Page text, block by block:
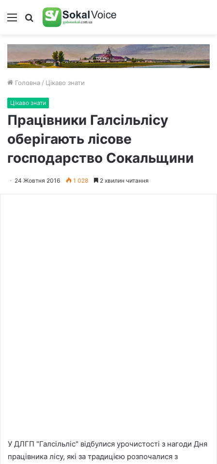
Меню Пошук
Головна / Цікаво знати
Цікаво знати
Працівники Галсільлісу
оберігають лісове
господарство Сокальщини
24 Жовтня 2016 1 028 2 хвилин читання
У ДЛГП "Галсільліс" відбулися урочистості з нагоди Дня
працівника лісу, які за традицією розпочалися з